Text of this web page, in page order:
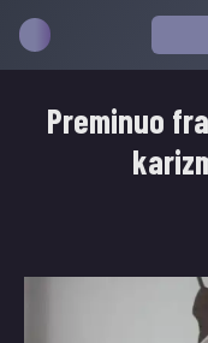
Preminuo